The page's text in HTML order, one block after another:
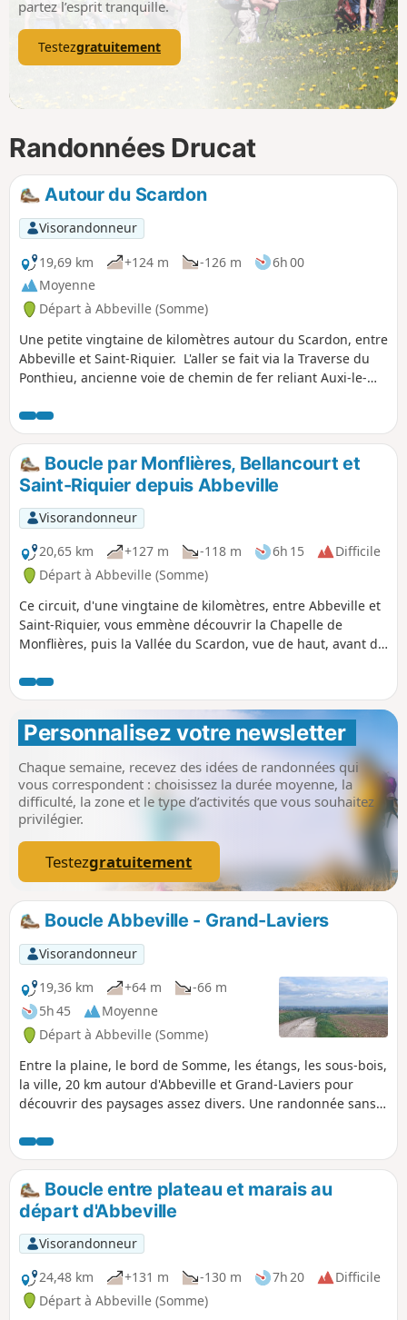
partez l’esprit tranquille.
Testezgratuitement
Randonnées Drucat
Autour du Scardon
Visorandonneur
19,69 km
+124 m -126 m
6h 00
Moyenne
Départ à Abbeville (Somme)
Une petite vingtaine de kilomètres autour du Scardon, entre
Abbeville et Saint-Riquier. L'aller se fait via la Traverse du
Ponthieu, ancienne voie de chemin de fer reliant Auxi-le-
la vallée.
Boucle par Monflières, Bellancourt et
Saint-Riquier depuis Abbeville
Visorandonneur
20,65 km
+127 m -118 m 6h 15
Difficile
Départ à Abbeville (Somme)
Ce circuit, d'une vingtaine de kilomètres, entre Abbeville et
Saint-Riquier, vous emmène découvrir la Chapelle de
Monflières, puis la Vallée du Scardon, vue de haut, avant de
Personnalisez votre newsletter
Chaque semaine, recevez des idées de randonnées qui
vous correspondent : choisissez la durée moyenne, la
difficulté, la zone et le type d’activités que vous souhaitez
privilégier.
Testezgratuitement
Boucle Abbeville - Grand-Laviers
Visorandonneur
19,36 km
+64 m
-66 m
5h 45
Moyenne
Départ à Abbeville (Somme)
Entre la plaine, le bord de Somme, les étangs, les sous-bois,
la ville, 20 km autour d'Abbeville et Grand-Laviers pour
découvrir des paysages assez divers. Une randonnée sans
printemps (ou de toute autre saison pourvu que vous soyez
équipé en conséquence).
Boucle entre plateau et marais au
départ d'Abbeville
Visorandonneur
24,48 km
+131 m -130 m 7h 20
Difficile
Départ à Abbeville (Somme)